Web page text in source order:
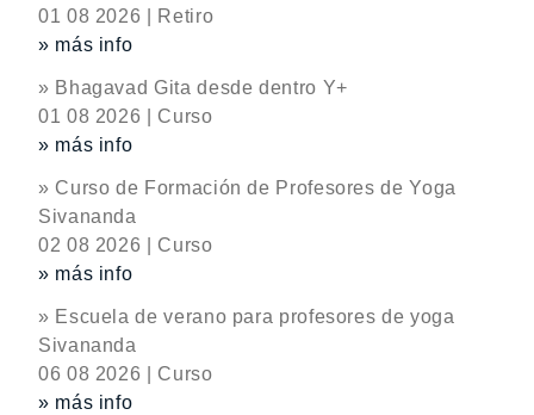
01 08 2026 | Retiro
» más info
» Bhagavad Gita desde dentro Y+
01 08 2026 | Curso
» más info
» Curso de Formación de Profesores de Yoga
Sivananda
02 08 2026 | Curso
» más info
» Escuela de verano para profesores de yoga
Sivananda
06 08 2026 | Curso
» más info